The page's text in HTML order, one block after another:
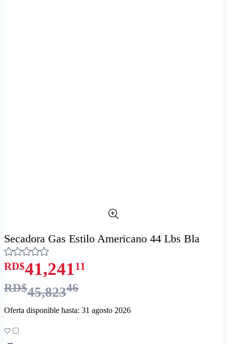
Secadora Gas Estilo Americano 44 Lbs Bla
RD$41,24111
RD$45,82346
Oferta disponible hasta: 31 agosto 2026